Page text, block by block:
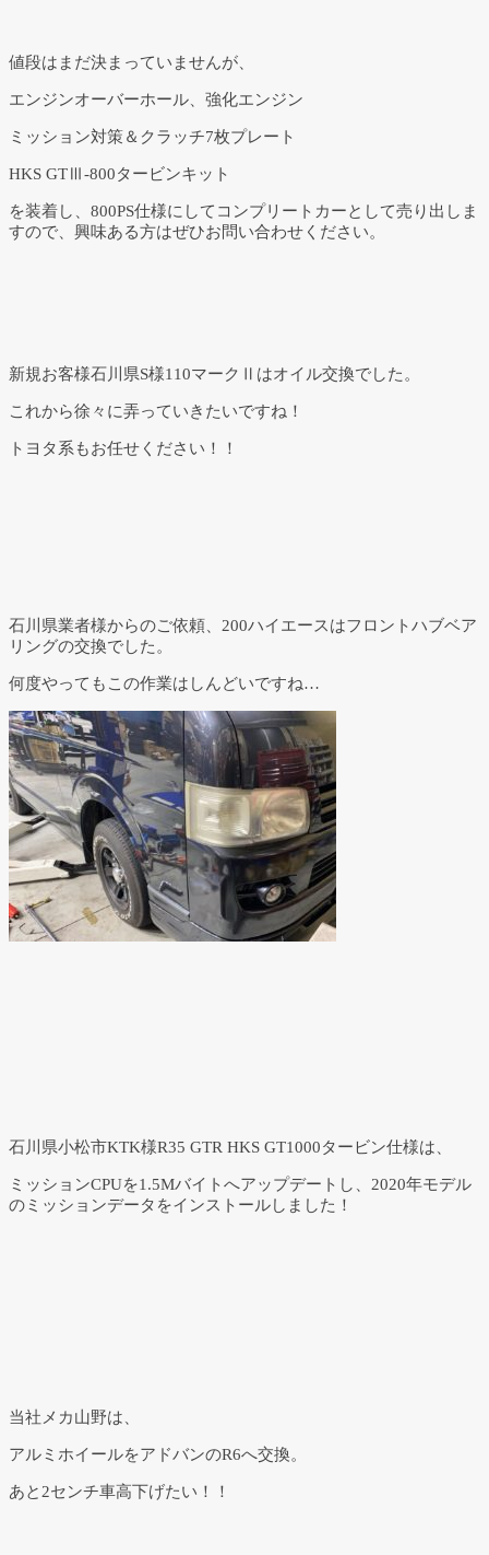
値段はまだ決まっていませんが、
エンジンオーバーホール、強化エンジン
ミッション対策＆クラッチ7枚プレート
HKS GTⅢ-800タービンキット
を装着し、800PS仕様にしてコンプリートカーとして売り出しま
すので、興味ある方はぜひお問い合わせください。
新規お客様石川県S様110マークⅡはオイル交換でした。
これから徐々に弄っていきたいですね！
トヨタ系もお任せください！！
石川県業者様からのご依頼、200ハイエースはフロントハブベア
リングの交換でした。
何度やってもこの作業はしんどいですね…
石川県小松市KTK様R35 GTR HKS GT1000タービン仕様は、
ミッションCPUを1.5Mバイトへアップデートし、2020年モデル
のミッションデータをインストールしました！
当社メカ山野は、
アルミホイールをアドバンのR6へ交換。
あと2センチ車高下げたい！！